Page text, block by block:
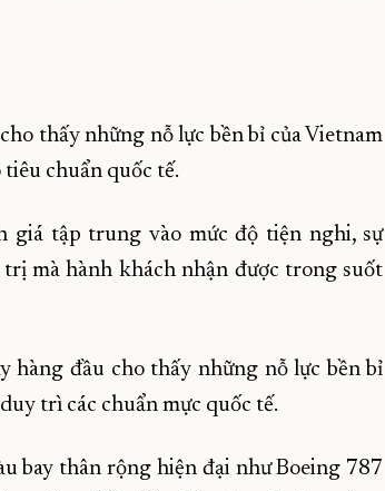
thấy những nỗ lực bền bỉ của Vietnam
chuẩn quốc tế.
giá tập trung vào mức độ tiện nghi, sự
mà hành khách nhận được trong suốt
hàng đầu cho thấy những nỗ lực bền bỉ
trì các chuẩn mực quốc tế.
bay thân rộng hiện đại như Boeing 787